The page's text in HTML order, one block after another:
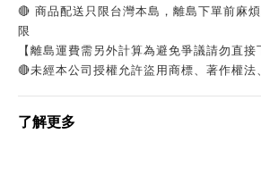
🔴 商品配送只限台灣本島，離島下單前麻
限
【離島運費需另外計算為避免爭議請勿直接
🔴未經本公司授權允許盜用商標、著作權
了解更多